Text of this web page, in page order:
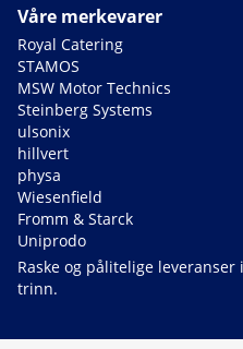
Våre merkevarer
Royal Catering
STAMOS
MSW Motor Technics
Steinberg Systems
ulsonix
hillvert
physa
Wiesenfield
Fromm & Starck
Uniprodo
Raske og pålitelige
trinn.